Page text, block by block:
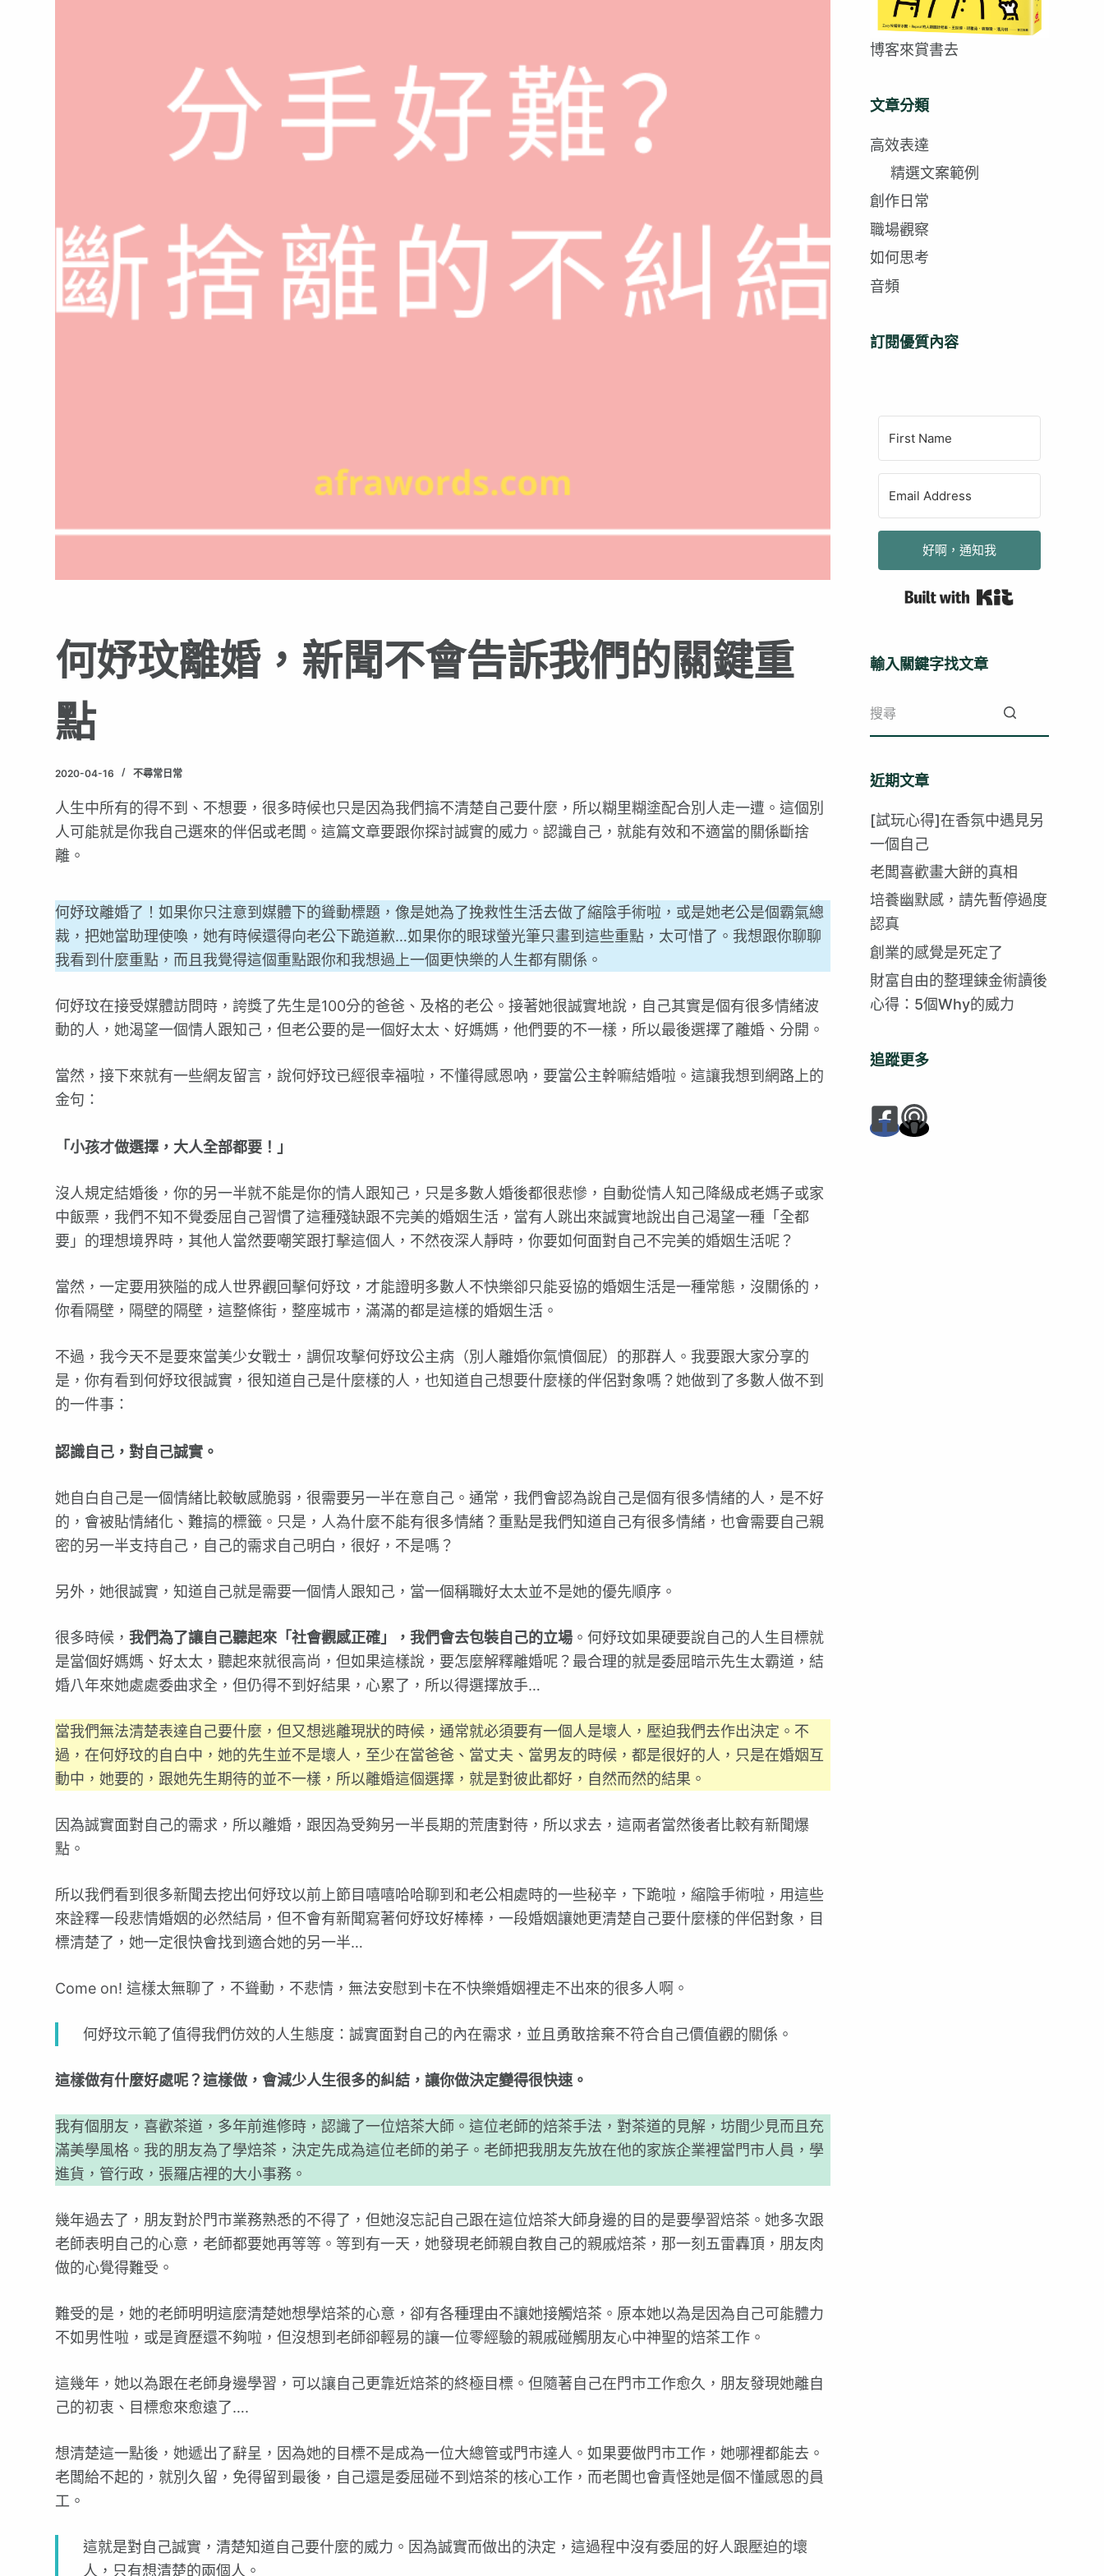
何妤玟離婚，新聞不會告訴我們的關鍵重
點
2020-04-16 不尋常日常
人生中所有的得不到、不想要，很多時候也只是因為我們搞不清楚自己要什麼，所以糊里糊塗配合別人走一遭。這個別
人可能就是你我自己選來的伴侶或老闆。這篇文章要跟你探討誠實的威力。認識自己，就能有效和不適當的關係斷捨
離。
何妤玟離婚了！如果你只注意到媒體下的聳動標題，像是她為了挽救性生活去做了縮陰手術啦，或是她老公是個霸氣總
裁，把她當助理使喚，她有時候還得向老公下跪道歉…如果你的眼球螢光筆只畫到這些重點，太可惜了。我想跟你聊聊
我看到什麼重點，而且我覺得這個重點跟你和我想過上一個更快樂的人生都有關係。
何妤玟在接受媒體訪問時，誇獎了先生是100分的爸爸、及格的老公。接著她很誠實地說，自己其實是個有很多情緒波
動的人，她渴望一個情人跟知己，但老公要的是一個好太太、好媽媽，他們要的不一樣，所以最後選擇了離婚、分開。
當然，接下來就有一些網友留言，說何妤玟已經很幸福啦，不懂得感恩吶，要當公主幹嘛結婚啦。這讓我想到網路上的
金句：
「小孩才做選擇，大人全部都要！」
沒人規定結婚後，你的另一半就不能是你的情人跟知己，只是多數人婚後都很悲慘，自動從情人知己降級成老媽子或家
中飯票，我們不知不覺委屈自己習慣了這種殘缺跟不完美的婚姻生活，當有人跳出來誠實地說出自己渴望一種「全都
要」的理想境界時，其他人當然要嘲笑跟打擊這個人，不然夜深人靜時，你要如何面對自己不完美的婚姻生活呢？
當然，一定要用狹隘的成人世界觀回擊何妤玟，才能證明多數人不快樂卻只能妥協的婚姻生活是一種常態，沒關係的，
你看隔壁，隔壁的隔壁，這整條街，整座城市，滿滿的都是這樣的婚姻生活。
不過，我今天不是要來當美少女戰士，調侃攻擊何妤玟公主病（別人離婚你氣憤個屁）的那群人。我要跟大家分享的
是，你有看到何妤玟很誠實，很知道自己是什麼樣的人，也知道自己想要什麼樣的伴侶對象嗎？她做到了多數人做不到
的一件事：
認識自己，對自己誠實。
她自白自己是一個情緒比較敏感脆弱，很需要另一半在意自己。通常，我們會認為說自己是個有很多情緒的人，是不好
的，會被貼情緒化、難搞的標籤。只是，人為什麼不能有很多情緒？重點是我們知道自己有很多情緒，也會需要自己親
密的另一半支持自己，自己的需求自己明白，很好，不是嗎？
另外，她很誠實，知道自己就是需要一個情人跟知己，當一個稱職好太太並不是她的優先順序。
很多時候，我們為了讓自己聽起來「社會觀感正確」，我們會去包裝自己的立場 。何妤玟如果硬要說自己的人生目標就
是當個好媽媽、好太太，聽起來就很高尚，但如果這樣說，要怎麼解釋離婚呢？最合理的就是委屈暗示先生太霸道，結
婚八年來她處處委曲求全，但仍得不到好結果，心累了，所以得選擇放手…
當我們無法清楚表達自己要什麼，但又想逃離現狀的時候，通常就必須要有一個人是壞人，壓迫我們去作出決定。不
過，在何妤玟的自白中，她的先生並不是壞人，至少在當爸爸、當丈夫、當男友的時候，都是很好的人，只是在婚姻互
動中，她要的，跟她先生期待的並不一樣，所以離婚這個選擇，就是對彼此都好，自然而然的結果。
因為誠實面對自己的需求，所以離婚，跟因為受夠另一半長期的荒唐對待，所以求去，這兩者當然後者比較有新聞爆
點。
所以我們看到很多新聞去挖出何妤玟以前上節目嘻嘻哈哈聊到和老公相處時的一些秘辛，下跪啦，縮陰手術啦，用這些
來詮釋一段悲情婚姻的必然結局，但不會有新聞寫著何妤玟好棒棒，一段婚姻讓她更清楚自己要什麼樣的伴侶對象，目
標清楚了，她一定很快會找到適合她的另一半…
Come on! 這樣太無聊了，不聳動，不悲情，無法安慰到卡在不快樂婚姻裡走不出來的很多人啊。
何妤玟示範了值得我們仿效的人生態度：誠實面對自己的內在需求，並且勇敢捨棄不符合自己價值觀的關係。
這樣做有什麼好處呢？這樣做，會減少人生很多的糾結，讓你做決定變得很快速。
我有個朋友，喜歡茶道，多年前進修時，認識了一位焙茶大師。這位老師的焙茶手法，對茶道的見解，坊間少見而且充
滿美學風格。我的朋友為了學焙茶，決定先成為這位老師的弟子。老師把我朋友先放在他的家族企業裡當門市人員，學
進貨，管行政，張羅店裡的大小事務。
幾年過去了，朋友對於門市業務熟悉的不得了，但她沒忘記自己跟在這位焙茶大師身邊的目的是要學習焙茶。她多次跟
老師表明自己的心意，老師都要她再等等。等到有一天，她發現老師親自教自己的親戚焙茶，那一刻五雷轟頂，朋友肉
做的心覺得難受。
難受的是，她的老師明明這麼清楚她想學焙茶的心意，卻有各種理由不讓她接觸焙茶。原本她以為是因為自己可能體力
不如男性啦，或是資歷還不夠啦，但沒想到老師卻輕易的讓一位零經驗的親戚碰觸朋友心中神聖的焙茶工作。
這幾年，她以為跟在老師身邊學習，可以讓自己更靠近焙茶的終極目標。但隨著自己在門市工作愈久，朋友發現她離自
己的初衷、目標愈來愈遠了….
想清楚這一點後，她遞出了辭呈，因為她的目標不是成為一位大總管或門市達人。如果要做門市工作，她哪裡都能去。
老闆給不起的，就別久留，免得留到最後，自己還是委屈碰不到焙茶的核心工作，而老闆也會責怪她是個不懂感恩的員
工。
這就是對自己誠實，清楚知道自己要什麼的威力。因為誠實而做出的決定，這過程中沒有委屈的好人跟壓迫的壞
人，只有想清楚的兩個人。
博客來賞書去
文章分類
高效表達
精選文案範例
創作日常
職場觀察
如何思考
音頻
訂閱優質內容
好啊，通知我
輸入關鍵字找文章
不
符
合
的
近期文章
[試玩心得]在香氛中遇見另
一個自己
老闆喜歡畫大餅的真相
培養幽默感，請先暫停過度
認真
創業的感覺是死定了
財富自由的整理鍊金術讀後
心得：5個Why的威力
追蹤更多